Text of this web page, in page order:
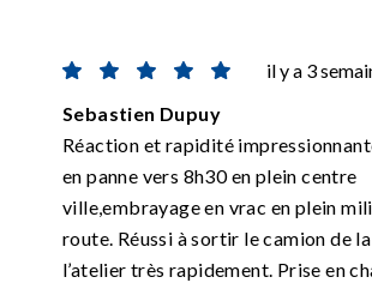
il y a 3
Sebastien Dupuy
Réaction et rapidité
en panne vers 8h30 en plein centre
ville,embrayage en vrac en plein
route. Réussi à sortir le camion de
l’atelier très rapidement. Prise en